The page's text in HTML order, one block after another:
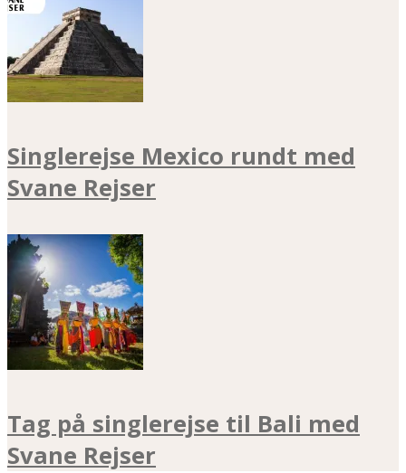
Singlerejse Mexico rundt med
Svane Rejser
Tag på singlerejse til Bali med
Svane Rejser